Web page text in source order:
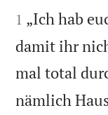


1 „Ich hab
damit ihr
mal total
nämlich